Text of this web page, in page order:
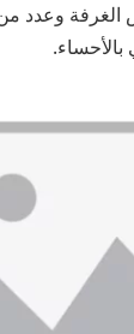
الغرفة وعدد